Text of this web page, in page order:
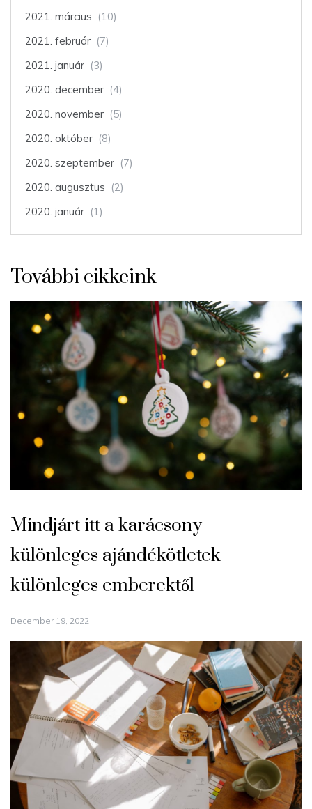
2021. március (10)
2021. február (7)
2021. január (3)
2020. december (4)
2020. november (5)
2020. október (8)
2020. szeptember (7)
2020. augusztus (2)
2020. január (1)
További cikkeink
Mindjárt itt a karácsony –
különleges ajándékötletek
különleges emberektől
December 19, 2022